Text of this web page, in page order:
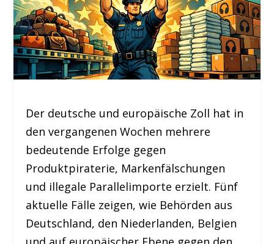
Der deutsche und europäische Zoll hat in
den vergangenen Wochen mehrere
bedeutende Erfolge gegen
Produktpiraterie, Markenfälschungen
und illegale Parallelimporte erzielt. Fünf
aktuelle Fälle zeigen, wie Behörden aus
Deutschland, den Niederlanden, Belgien